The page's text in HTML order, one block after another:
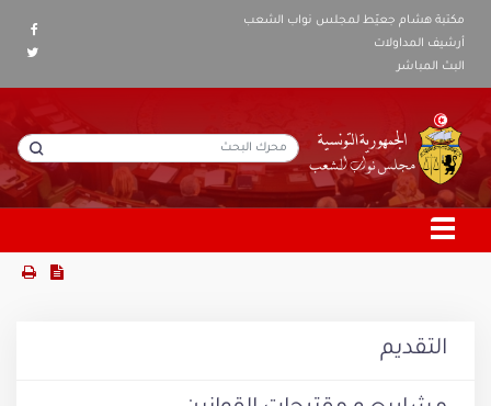
مكتبة هشام جعيّط لمجلس نواب الشعب
أرشيف المداولات
البث المباشر
التقديم